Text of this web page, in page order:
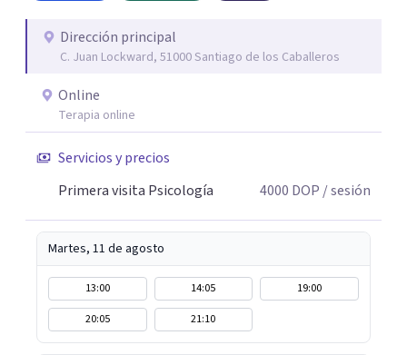
una cita o tiene preguntas sobre cómo puedo ayudarles,
no duden en contactarme. Estoy a un mensaje de
Dirección principal
C. Juan Lockward, 51000 Santiago de los Caballeros
Online
Terapia online
Servicios y precios
Primera visita Psicología
4000 DOP / sesión
Martes, 11 de agosto
13:00 14:05
19:00
20:05
21:10